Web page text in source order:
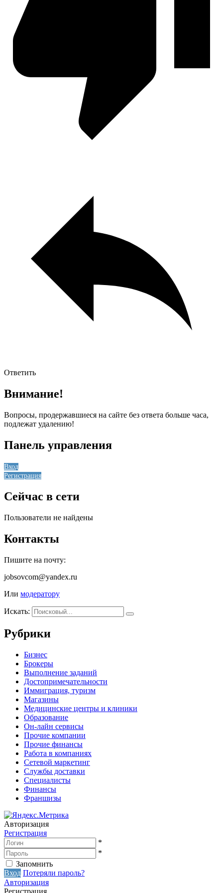
Ответить
Внимание!
Вопросы, продержавшиеся на сайте без ответа больше часа,
подлежат удалению!
Панель управления
Вход
Регистрация
Сейчас в сети
Пользователи не найдены
Контакты
Пишите на почту:
jobsovcom@yandex.ru
Или модератору
Искать:
Рубрики
Бизнес
Брокеры
Выполнение заданий
Достопримечательности
Иммиграция, туризм
Магазины
Медицинские центры и клиники
Образование
Он-лайн сервисы
Прочие компании
Прочие финансы
Работа в компаниях
Сетевой маркетинг
Службы доставки
Специалисты
Финансы
Франшизы
Авторизация
Регистрация
*
*
Запомнить
Вход Потеряли пароль?
Авторизация
Регистрация